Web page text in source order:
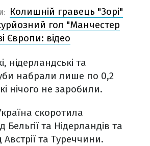
Колишній гравець "Зорі"
гол "Манчестер
Європи: відео
нідерландські та
набрали лише по 0,2
нічого не заробили.
скоротила
Бельгії та Нідерландів та
Австрії та Туреччини.